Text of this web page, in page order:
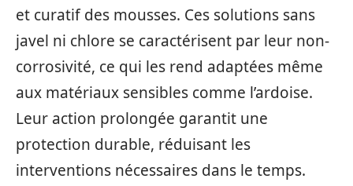
et curatif des mousses. Ces solutions sans
javel ni chlore se caractérisent par leur non-
corrosivité, ce qui les rend adaptées même
aux matériaux sensibles comme l’ardoise.
Leur action prolongée garantit une
protection durable, réduisant les
interventions nécessaires dans le temps.